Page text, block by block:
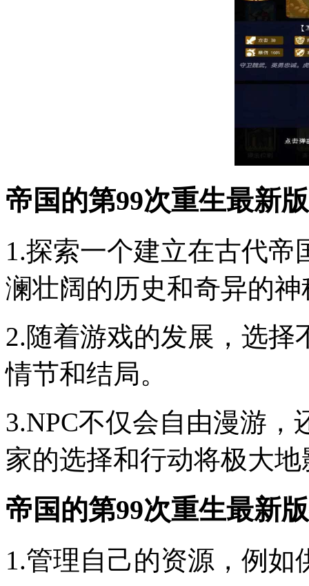
帝国的第99次重生最新
1.探索一个建立在古代
澜壮阔的历史和奇异的
2.随着游戏的发展，选
情节和结局。
3.NPC不仅会自由漫游
家的选择和行动将极大
帝国的第99次重生最新
1.管理自己的资源，例